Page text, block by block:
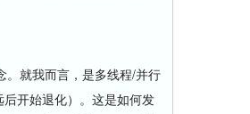
就我而言，是多线程/并行
开始退化）。这是如何发